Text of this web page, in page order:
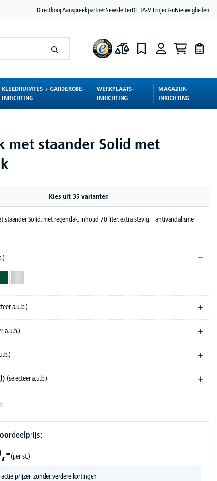
DirectkoopAanspreekpartnerNewsletterDELTA-V ProjectenNieuwigheden
KLEEDRUIMTES + GARDEROBE-
INRICHTING
WERKPLAATS-
INRICHTING
MAGAZIJN-
INRICHTING
met staander Solid met
Kies uit 35 varianten
staander Solid, met regendak, inhoud 70 liter, extra stevig – antivandalisme
a.u.b.)
a.u.b.)
(selecteer a.u.b.)
(per st.)
actie-prijzen zonder verdere kortingen